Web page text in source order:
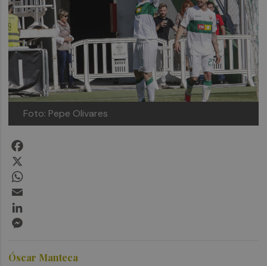
Foto: Pepe Olivares
Óscar Manteca